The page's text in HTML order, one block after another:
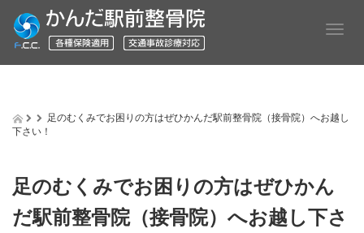
T
g
e
a
t
足のむくみでお困りの方はぜひかんだ駅前整骨院（接骨院）へお越し
下さい！
足のむくみでお困りの方はぜひかん
だ駅前整骨院（接骨院）へお越し下さ